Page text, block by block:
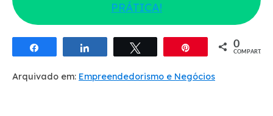
PRÁTICA!
Compartilhar Compartilhar 0
COMPART.
Arquivado em: Empreendedorismo e Negócios